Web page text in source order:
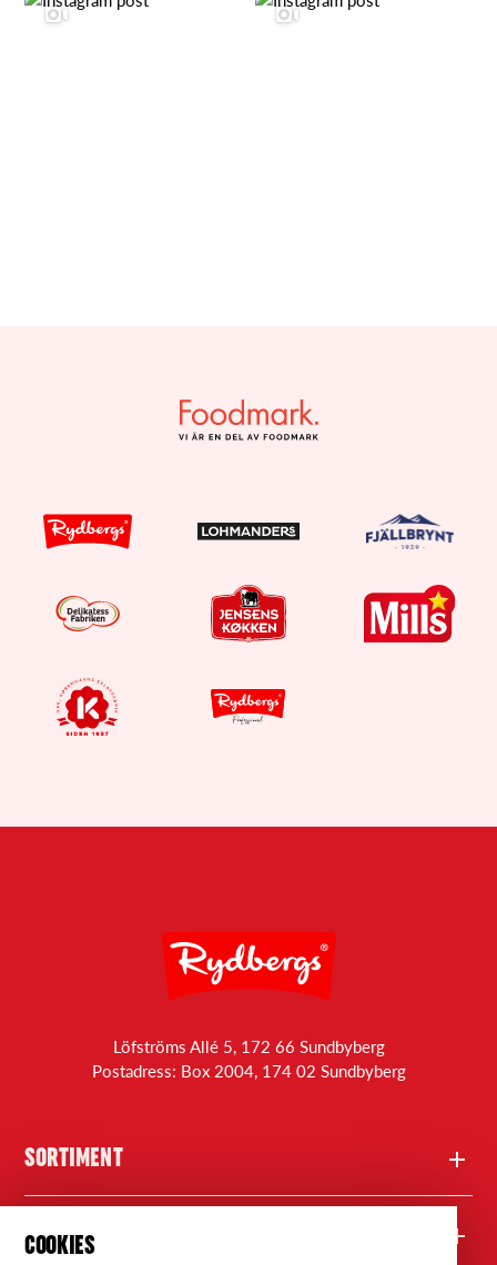
COOKIES
Löfströms Allé 5, 172 66 Sundbyberg
Postadress: Box 2004, 174 02 Sundbyberg
SORTIMENT
FRÅGOR